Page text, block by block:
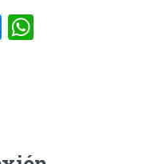
Messenger